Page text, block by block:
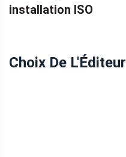
installation ISO
Choix De L'Éditeur